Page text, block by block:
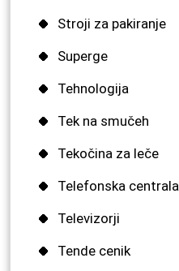
Stroji za pakiranje
Superge
Tehnologija
Tek na smučeh
Tekočina za leče
Telefonska centrala
Televizorji
Tende cenik